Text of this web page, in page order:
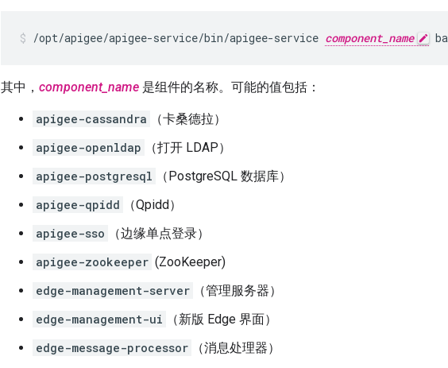
/opt/apigee/apigee-service/bin/apigee-service component_name
其中， component_name 是组件的名称。可能的值包括：
apigee-cassandra
（卡桑德拉）
apigee-openldap
（打开 LDAP）
apigee-postgresql
（PostgreSQL 数据库）
apigee-qpidd
（Qpidd）
apigee-sso
（边缘单点登录）
apigee-zookeeper (ZooKeeper)
edge-management-server
（管理服务器）
edge-management-ui
（新版 Edge 界面）
edge-message-processor
（消息处理器）